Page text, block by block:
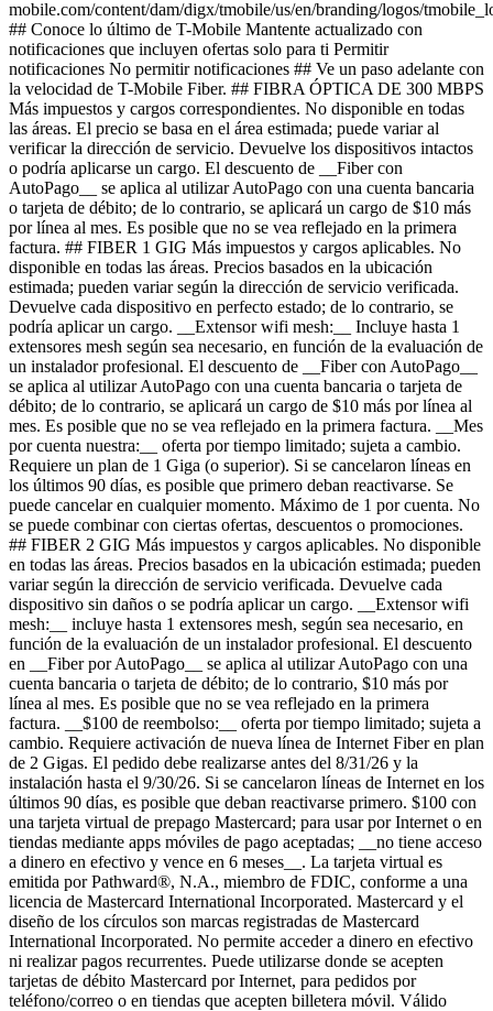
mobile.com/content/dam/digx/tmobile/us/en/branding/logos/
## Conoce lo último de T-Mobile Mantente actualizado con
notificaciones que incluyen ofertas solo para ti Permitir
notificaciones No permitir notificaciones ## Ve un paso adelante con
la velocidad de T-Mobile Fiber. ## FIBRA ÓPTICA DE 300 MBPS
Más impuestos y cargos correspondientes. No disponible en todas
las áreas. El precio se basa en el área estimada; puede variar al
verificar la dirección de servicio. Devuelve los dispositivos intactos
o podría aplicarse un cargo. El descuento de __Fiber con
AutoPago__ se aplica al utilizar AutoPago con una cuenta bancaria
o tarjeta de débito; de lo contrario, se aplicará un cargo de $10 más
por línea al mes. Es posible que no se vea reflejado en la primera
factura. ## FIBER 1 GIG Más impuestos y cargos aplicables. No
disponible en todas las áreas. Precios basados ​​en la ubicación
estimada; pueden variar según la dirección de servicio verificada.
Devuelve cada dispositivo en perfecto estado; de lo contrario, se
podría aplicar un cargo. __Extensor wifi mesh:__ Incluye hasta 1
extensores mesh según sea necesario, en función de la evaluación de
un instalador profesional. El descuento de __Fiber con AutoPago__
se aplica al utilizar AutoPago con una cuenta bancaria o tarjeta de
débito; de lo contrario, se aplicará un cargo de $10 más por línea al
mes. Es posible que no se vea reflejado en la primera factura. __Mes
por cuenta nuestra:__ oferta por tiempo limitado; sujeta a cambio.
Requiere un plan de 1 Giga (o superior). Si se cancelaron líneas en
los últimos 90 días, es posible que primero deban reactivarse. Se
puede cancelar en cualquier momento. Máximo de 1 por cuenta. No
se puede combinar con ciertas ofertas, descuentos o promociones.
## FIBER 2 GIG Más impuestos y cargos aplicables. No disponible
en todas las áreas. Precios basados ​​en la ubicación estimada; pueden
variar según la dirección de servicio verificada. Devuelve cada
dispositivo sin daños o se podría aplicar un cargo. __Extensor wifi
mesh:__ incluye hasta 1 extensores mesh, según sea necesario, en
función de la evaluación de un instalador profesional. El descuento
en __Fiber por AutoPago__ se aplica al utilizar AutoPago con una
cuenta bancaria o tarjeta de débito; de lo contrario, $10 más por
línea al mes. Es posible que no se vea reflejado en la primera
factura. __$100 de reembolso:__ oferta por tiempo limitado; sujeta a
cambio. Requiere activación de nueva línea de Internet Fiber en plan
de 2 Gigas. El pedido debe realizarse antes del 8/31/26 y la
instalación hasta el 9/30/26. Si se cancelaron líneas de Internet en los
últimos 90 días, es posible que deban reactivarse primero. $100 con
una tarjeta virtual de prepago Mastercard; para usar por Internet o en
tiendas mediante apps móviles de pago aceptadas; __no tiene acceso
a dinero en efectivo y vence en 6 meses__. La tarjeta virtual es
emitida por Pathward®, N.A., miembro de FDIC, conforme a una
licencia de Mastercard International Incorporated. Mastercard y el
diseño de los círculos son marcas registradas de Mastercard
International Incorporated. No permite acceder a dinero en efectivo
ni realizar pagos recurrentes. Puede utilizarse donde se acepten
tarjetas de débito Mastercard por Internet, para pedidos por
teléfono/correo o en tiendas que acepten billetera móvil. Válido